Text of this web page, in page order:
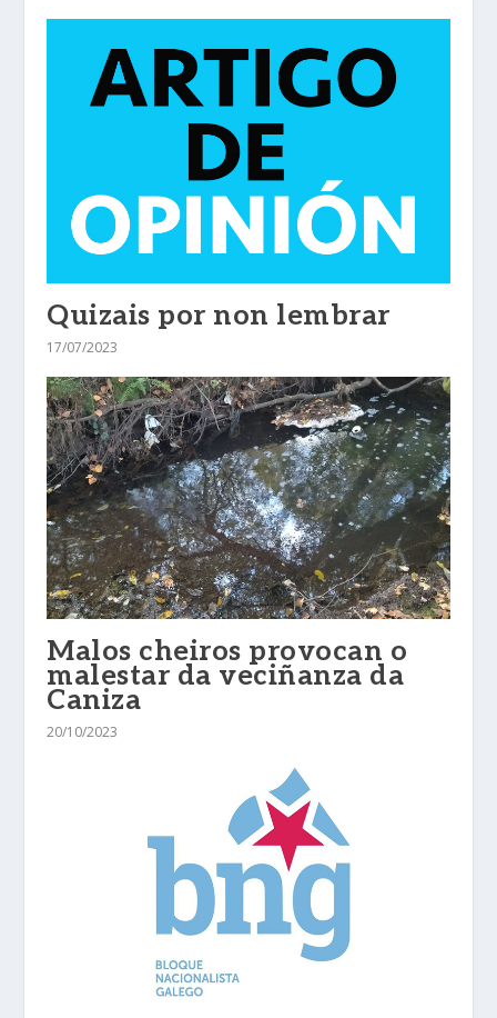
Quizais por non lembrar
17/07/2023
Malos cheiros provocan o
malestar da veciñanza da
Caniza
20/10/2023